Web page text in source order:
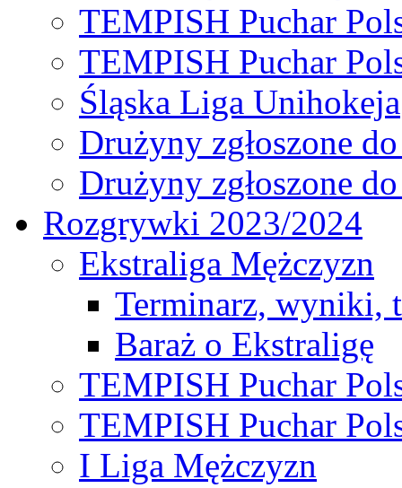
TEMPISH Puchar
TEMPISH Puchar
Śląska Liga Unihokeja
Drużyny zgłoszone
Drużyny zgłoszone
Rozgrywki 2023/2024
Ekstraliga Mężczyzn
Terminarz, wyniki,
Baraż o Ekstraligę
TEMPISH Puchar
TEMPISH Puchar
I Liga Mężczyzn